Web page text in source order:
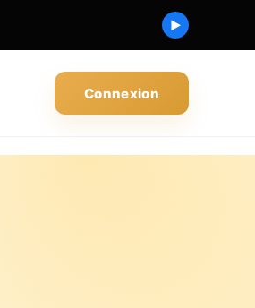
▶
Connexion